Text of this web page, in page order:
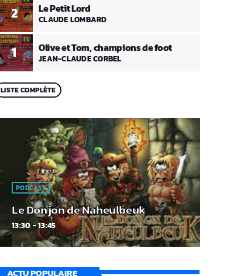
1 Olive et Tom, champions de foot
JEAN-CLAUDE CORBEL
2 Le Petit Lord
CLAUDE LOMBARD
LISTE COMPLÈTE
PODCAST
Le Donjon de Naheulbeuk
13:30 - 13:45
ACTU POPULAIRE